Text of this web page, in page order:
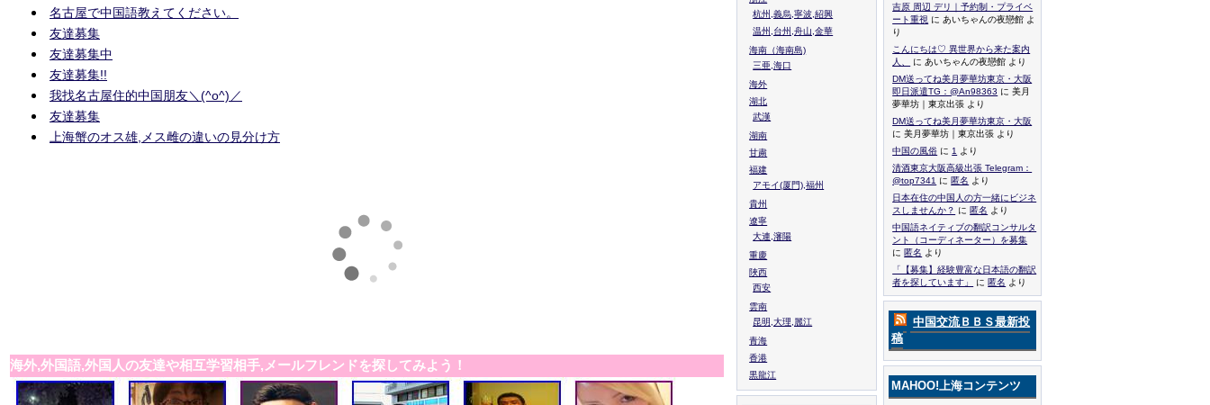
名古屋で中国語教えてください。
友達募集
友達募集中
友達募集!!
我找名古屋住的中国朋友＼(^o^)／
友達募集
上海蟹のオス雄,メス雌の違いの見分け方
海外,外国語,外国人の友達や相互学習相手,メールフレンドを探してみよう！
杭州,義烏,寧波,紹興
温州,台州,舟山,金華
海南（海南島)
三亜,海口
海外
湖北
武漢
湖南
甘粛
福建
アモイ(厦門),福州
貴州
遼寧
大連,瀋陽
重慶
陜西
西安
雲南
昆明,大理,麗江
青海
香港
黒龍江
吉原 周辺 デリ｜予約制・プライベ
ート重視 に あいちゃんの夜戀館 よ
り
こんにちは♡ 異世界から来た案内
人、
に あいちゃんの夜戀館 より
DM送ってね美月夢華坊東京・大阪
即日派遣TG：@An98363 に 美月
夢華坊｜東京出張 より
DM送ってね美月夢華坊東京・大阪
に 美月夢華坊｜東京出張 より
中国の風俗 に 1
より
清酒東京大阪高級出張 Telegram：
@top7341 に 匿名 より
日本在住の中国人の方一緒にビジネ
スしませんか？ に 匿名 より
中国語ネイティブの翻訳コンサルタ
ント（コーディネーター）を募集
に 匿名 より
「【募集】経験豊富な日本語の翻訳
者を探しています」
に 匿名 より
中国交流ＢＢＳ最新投
稿
MAHOO!上海コンテンツ